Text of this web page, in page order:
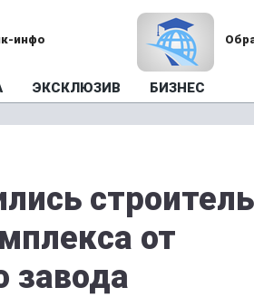
инфо
ЭКСКЛЮЗИВ БИЗНЕС
от
завода